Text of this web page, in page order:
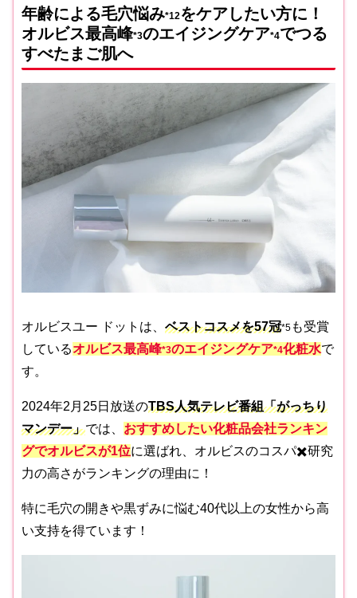
年齢による毛穴悩み*12をケアしたい方に！
オルビス最高峰*3のエイジングケア*4でつる
すべたまご肌へ
オルビスユー ドットは、 ベストコスメを57冠*5 も受賞
しているオルビス最高峰*3のエイジングケア*4化粧水で
す。
2024年2月25日放送のTBS人気テレビ番組「がっちり
マンデー」では、 おすすめしたい化粧品会社ランキン
グでオルビスが1位に選ばれ、オルビスのコスパ✖️研究
力の高さがランキングの理由に！
特に毛穴の開きや黒ずみに悩む40代以上の女性から高
い支持を得ています！